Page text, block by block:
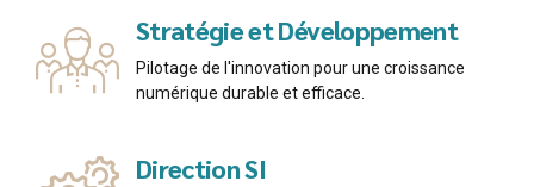
Stratégie et Développement
Pilotage de l'innovation pour une croissance
numérique durable et efficace.
Direction SI